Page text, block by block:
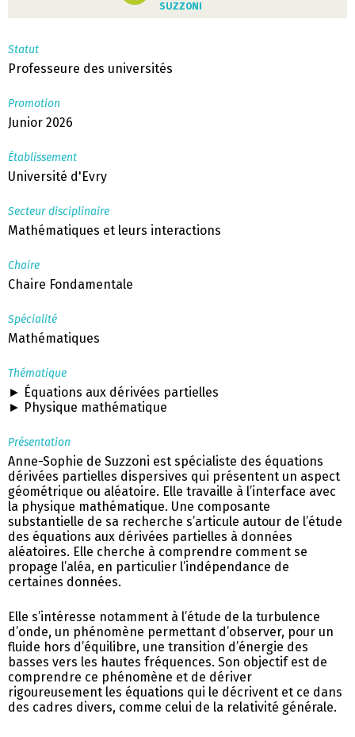
SUZZONI
Statut
Professeure des universités
Promotion
Junior 2026
Établissement
Université d'Evry
Secteur disciplinaire
Mathématiques et leurs interactions
Chaire
Chaire Fondamentale
Spécialité
Mathématiques
Thématique
► Équations aux dérivées partielles
► Physique mathématique
Présentation
Anne-Sophie de Suzzoni est spécialiste des équations
dérivées partielles dispersives qui présentent un aspect
géométrique ou aléatoire. Elle travaille à l’interface avec
la physique mathématique. Une composante
substantielle de sa recherche s’articule autour de l’étude
des équations aux dérivées partielles à données
aléatoires. Elle cherche à comprendre comment se
propage l’aléa, en particulier l’indépendance de
certaines données.
Elle s’intéresse notamment à l’étude de la turbulence
d’onde, un phénomène permettant d’observer, pour un
fluide hors d’équilibre, une transition d’énergie des
basses vers les hautes fréquences. Son objectif est de
comprendre ce phénomène et de dériver
rigoureusement les équations qui le décrivent et ce dans
des cadres divers, comme celui de la relativité générale.